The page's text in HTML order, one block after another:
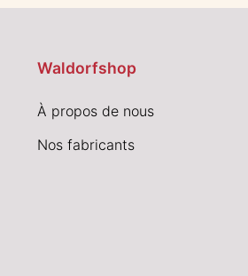
Waldorfshop
À propos de nous
Nos fabricants